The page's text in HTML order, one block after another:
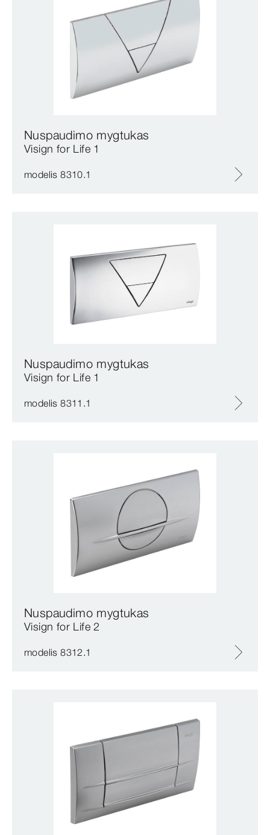
Nuspaudimo mygtukas
Visign for Life 1
modelis 8310.1
Nuspaudimo mygtukas
Visign for Life 1
modelis 8311.1
Nuspaudimo mygtukas
Visign for Life 2
modelis 8312.1